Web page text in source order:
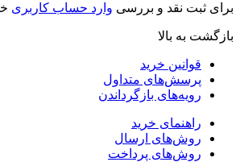
نقد و بررسیوارد حساب کاربریخود شوید.
بالا
خرید
متداول
بازگرداندن
خرید
ارسال
پرداخت